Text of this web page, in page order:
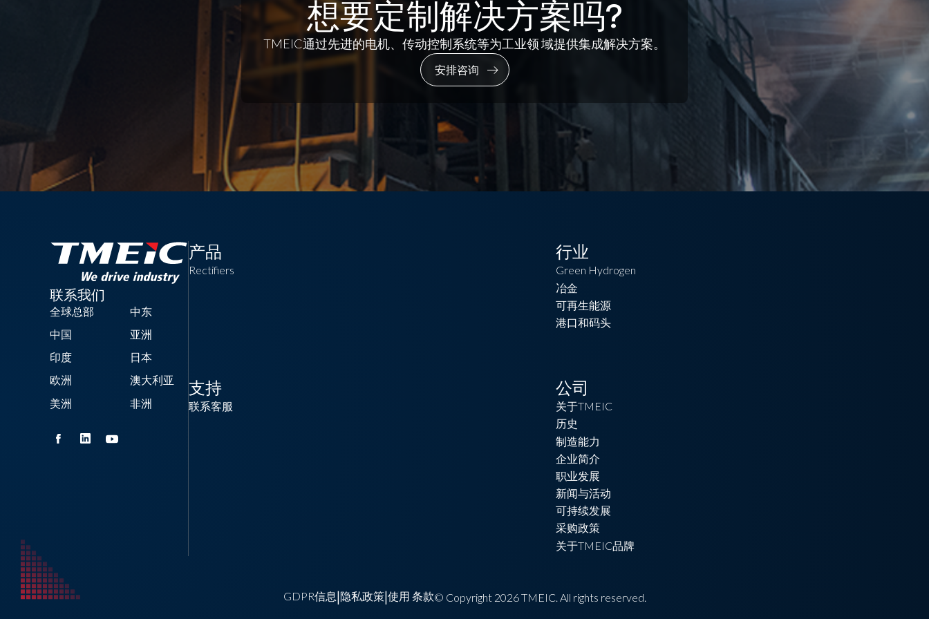
想要定制解决方案吗?
TMEIC通过先进的电机、传动控制系统等为工业领 域提供集成解决方案。
安排咨询
联系我们
全球总部
中东
中国
亚洲
印度
日本
欧洲
澳大利亚
美洲
非洲
产品
Rectifiers
行业
Green Hydrogen
冶金
可再生能源
港口和码头
支持
联系客服
公司
关于TMEIC
历史
制造能力
企业简介
职业发展
新闻与活动
可持续发展
采购政策
关于TMEIC品牌
GDPR信息| 隐私政策 使用 条款© Copyright 2026 TMEIC. All rights reserved.